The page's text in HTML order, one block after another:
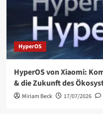
HyperOS
HyperOS von Xiaomi:
& die Zukunft des
Miriam Beck 17/07/2026